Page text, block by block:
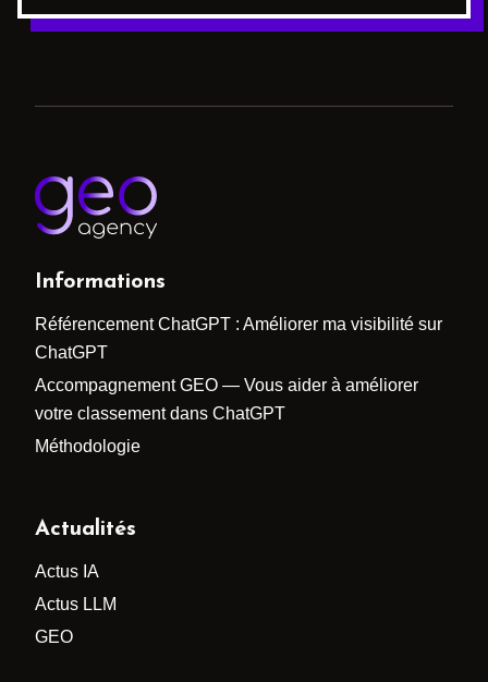
Informations
Référencement ChatGPT : Améliorer ma visibilité sur
ChatGPT
Accompagnement GEO — Vous aider à améliorer
votre classement dans ChatGPT
Méthodologie
Actualités
Actus IA
Actus LLM
GEO